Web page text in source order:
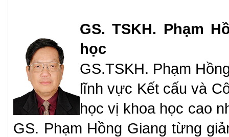
GS. TSKH. Phạm
học
GS.TSKH. Phạm
lĩnh vực Kết cấu và
học vị khoa học cao
GS. Phạm Hồng Giang từng